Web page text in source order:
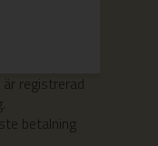
registrerad
betalning